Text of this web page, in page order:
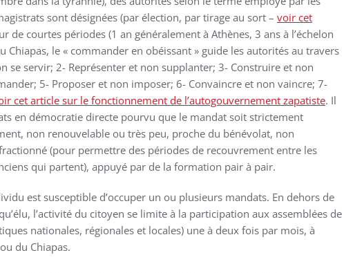
sont désignées (par élection, par tirage au sort – voir cet
de courtes périodes (1 an généralement à Athènes, 3 ans à l’échelon
Chiapas, le « commander en obéissant » guide les autorités au travers
se servir; 2- Représenter et non supplanter; 3- Construire et non
5- Proposer et non imposer; 6- Convaincre et non vaincre; 7-
cet article sur le fonctionnement de l’autogouvernement zapatiste. Il
en démocratie directe pourvu que le mandat soit strictement
non renouvelable ou très peu, proche du bénévolat, non
(pour permettre des périodes de recouvrement entre les
qui partent), appuyé par de la formation pair à pair.
est susceptible d’occuper un ou plusieurs mandats. En dehors de
l’activité du citoyen se limite à la participation aux assemblées de
nationales, régionales et locales) une à deux fois par mois, à
du Chiapas.